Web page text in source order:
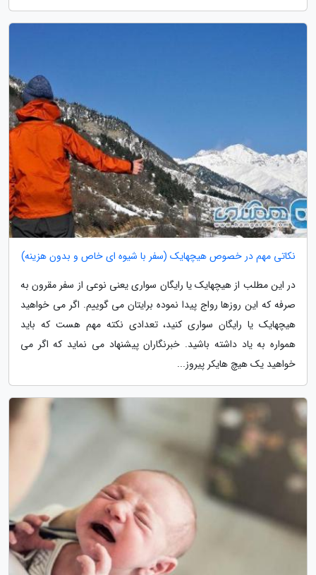
نکاتی مهم در خصوص هیچهایک (سفر با شیوه ای خاص و بدون هزینه)
در این مطلب از هیچهایک یا رایگان سواری یعنی نوعی از سفر مقرون به
صرفه که این روزها رواج پیدا نموده برایتان می گوییم. اگر می خواهید
هیچهایک یا رایگان سواری کنید، تعدادی نکته مهم هست که باید
همواره به یاد داشته باشید. خبرنگاران پیشنهاد می نماید که اگر می
خواهید یک هیچ هایکر پیروز...